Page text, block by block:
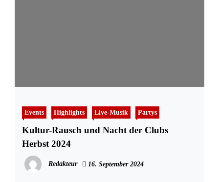
Events Highlights Live-Musik Partys
Kultur-Rausch und Nacht der Clubs
Herbst 2024
Redakteur 16. September 2024